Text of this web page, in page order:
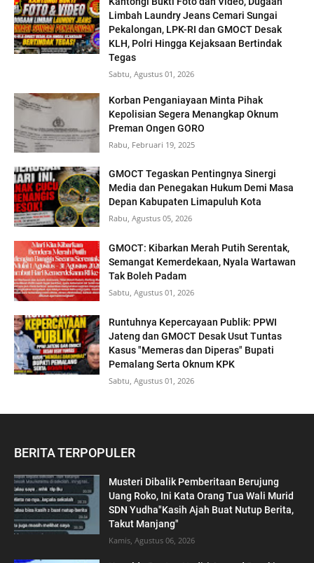
Limbah Laundry Jeans Cemari Sungai
Pekalongan, LPK-RI dan GMOCT Desak
KLH, Polri Hingga Kejaksaan Bertindak
Tegas
Sabtu, Agustus 01, 2026
Korban Penganiayaan Minta Pihak
Kepolisian Segera Menangkap Oknum
Preman Ongen GORO
Rabu, Februari 19, 2025
GMOCT Tegaskan Pentingnya Sinergi
Media dan Penegakan Hukum Demi Masa
Depan Kabupaten Limapuluh Kota
Rabu, Agustus 05, 2026
GMOCT: Kibarkan Merah Putih Serentak,
Semangat Kemerdekaan, Nyala Wartawan
Tak Boleh Padam
Sabtu, Agustus 01, 2026
Runtuhnya Kepercayaan Publik: PPWI
Jateng dan GMOCT Desak Usut Tuntas
Kasus "Memeras dan Diperas" Bupati
Pemalang Serta Oknum KPK
Sabtu, Agustus 01, 2026
BERITA TERPOPULER
Musteri Dibalik Pemberitaan Berujung
Uang Roko, Ini Kata Orang Tua Wali Murid
SDN Yudha"Kasih Ajah Buat Nutup Berita,
Takut Manjang"
Kamis, Agustus 06, 2026